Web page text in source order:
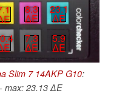
8.3
∆E
23.1
∆E
7.3
∆E
5.9
∆E
Slim 7 14AKP G10:
max: 23.13 ∆E